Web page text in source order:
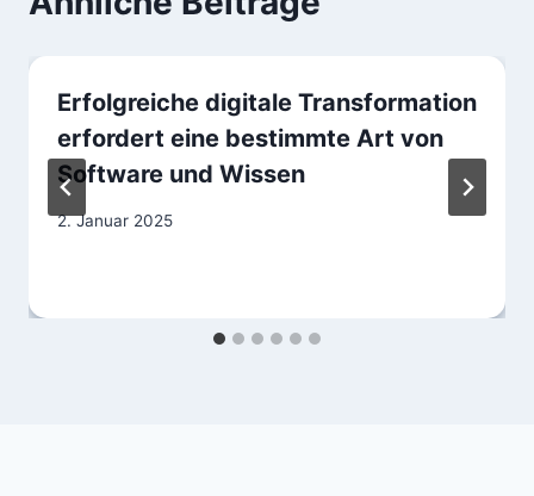
Erfolgreiche digitale Transformation
erfordert eine bestimmte Art von
Software und Wissen
2. Januar 2025